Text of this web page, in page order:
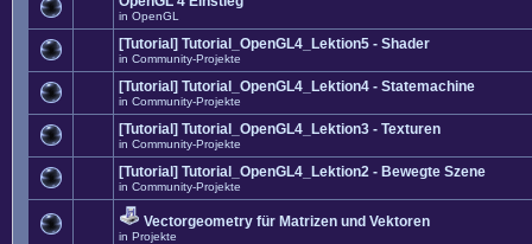
in OpenGL
[Tutorial] Tutorial_OpenGL4_Lektion5 - Shader
in Community-Projekte
[Tutorial] Tutorial_OpenGL4_Lektion4 - Statemachine
in Community-Projekte
[Tutorial] Tutorial_OpenGL4_Lektion3 - Texturen
in Community-Projekte
[Tutorial] Tutorial_OpenGL4_Lektion2 - Bewegte Szene
in Community-Projekte
Vectorgeometry für Matrizen und Vektoren
in Projekte